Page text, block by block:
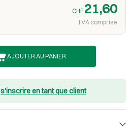
CHF21,60
TVA comprise
AJOUTER AU PANIER
s'inscrire en tant que client